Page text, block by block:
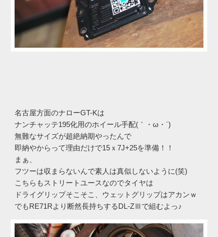
名古屋方面のナローGT-Kは
ナンチャッテ195化用のホイール手配(｀・ω・´)ゞ
無難なサイズが超絶納期やったんで
即納やからって理由だけで15ｘ7J+25を準備！！
まぁ、
フツーは収まらないんで素人は真似しないように(笑)
こちらもストリートユースなのでタイヤは
ドライグリップそこそこ、ウェットグリップはアカンｗ
でもRE71Rより断然長持ちするDL-ZⅢで組むよっ♪